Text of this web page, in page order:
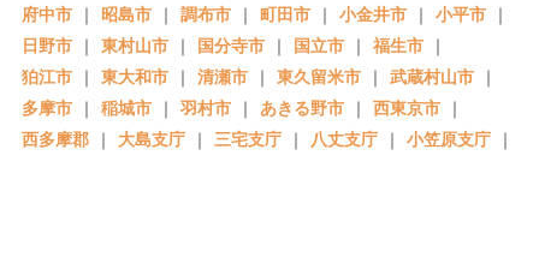
府中市 ｜ 昭島市 ｜ 調布市 ｜ 町田市 ｜ 小金井市 ｜ 小平市 ｜
日野市 ｜ 東村山市 ｜ 国分寺市 ｜ 国立市 ｜ 福生市 ｜
狛江市 ｜ 東大和市 ｜ 清瀬市 ｜ 東久留米市 ｜ 武蔵村山市 ｜
多摩市 ｜ 稲城市 ｜ 羽村市 ｜ あきる野市 ｜ 西東京市 ｜
西多摩郡 ｜ 大島支庁 ｜ 三宅支庁 ｜ 八丈支庁 ｜ 小笠原支庁 ｜